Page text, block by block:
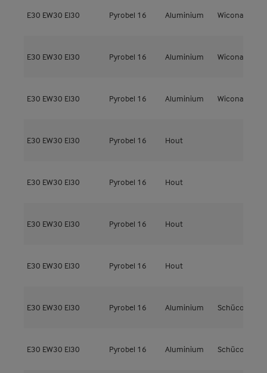
E30 EW30 EI30 Pyrobel 16 Aluminium Wicona
E30 EW30 EI30 Pyrobel 16 Aluminium Wicona
E30 EW30 EI30 Pyrobel 16 Aluminium Wicona
E30 EW30 EI30 Pyrobel 16 Hout
E30 EW30 EI30 Pyrobel 16 Hout
E30 EW30 EI30 Pyrobel 16 Hout
E30 EW30 EI30 Pyrobel 16 Hout
E30 EW30 EI30 Pyrobel 16 Aluminium Schüco
E30 EW30 EI30 Pyrobel 16 Aluminium Schüco